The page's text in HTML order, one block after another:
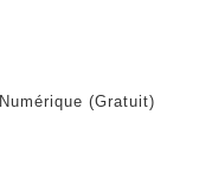
(gratuit)